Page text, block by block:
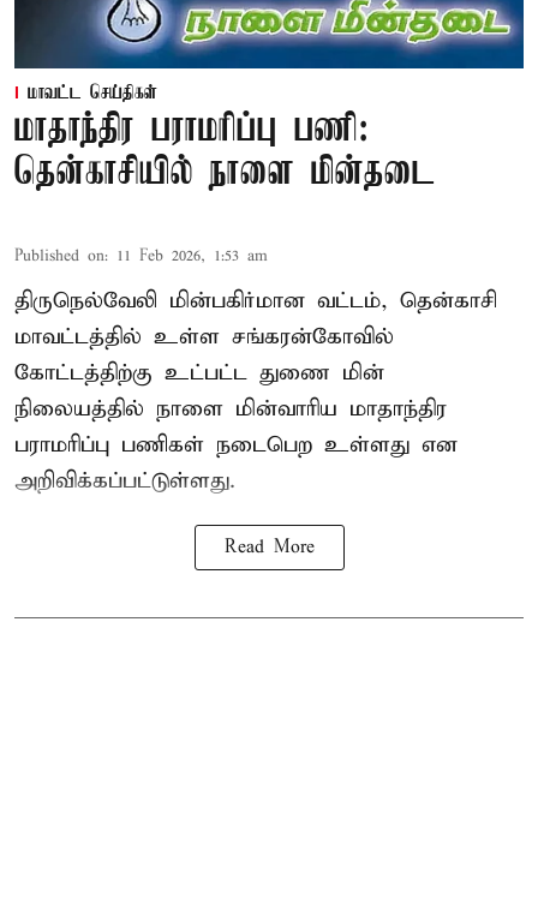
மாவட்ட செய்திகள்
மாதாந்திர பராமரிப்பு பணி:
தென்காசியில் நாளை மின்தடை
Published on: 11 Feb 2026, 1:53 am
திருநெல்வேலி மின்பகிர்மான வட்டம், தென்காசி
மாவட்டத்தில் உள்ள சங்கரன்கோவில்
கோட்டத்திற்கு உட்பட்ட துணை மின்
நிலையத்தில் நாளை மின்வாரிய மாதாந்திர
பராமரிப்பு பணிகள் நடைபெற உள்ளது என
அறிவிக்கப்பட்டுள்ளது.
Read More